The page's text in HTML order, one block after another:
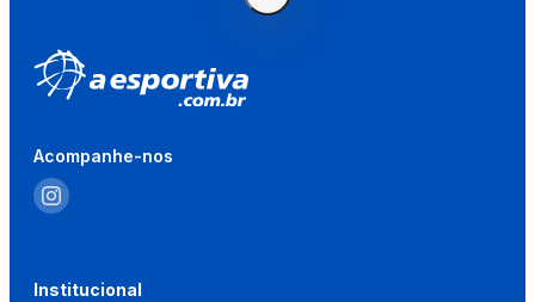
Acompanhe-nos
Institucional